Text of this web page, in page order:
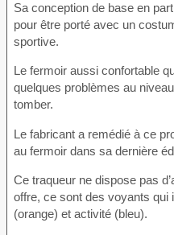
Sa conception de base en
pour être porté avec un
sportive.
Le fermoir aussi confortable
quelques problèmes au
tomber.
Le fabricant a remédié à ce
au fermoir dans sa dernière
Ce traqueur ne dispose pas
offre, ce sont des voyants qui
(orange) et activité (bleu).